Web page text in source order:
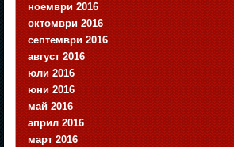
ноември 2016
октомври 2016
септември 2016
август 2016
юли 2016
юни 2016
май 2016
април 2016
март 2016